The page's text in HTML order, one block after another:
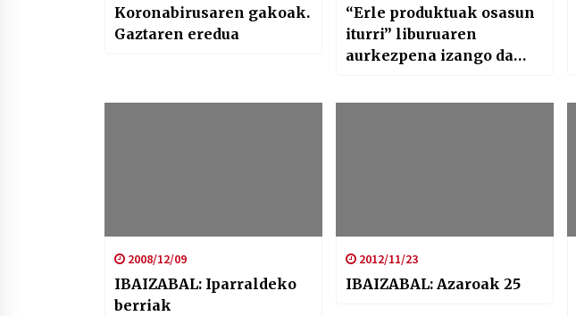
Koronabirusaren gakoak.
Gaztaren eredua
“Erle produktuak osasun
iturri” liburuaren
aurkezpena izango da
2008/12/09
IBAIZABAL: Iparraldeko
berriak
2012/11/23
IBAIZABAL: Azaroak 25